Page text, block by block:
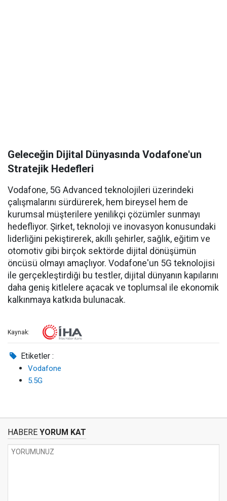
Geleceğin Dijital Dünyasında Vodafone'un
Stratejik Hedefleri
Vodafone, 5G Advanced teknolojileri üzerindeki
çalışmalarını sürdürerek, hem bireysel hem de
kurumsal müşterilere yenilikçi çözümler sunmayı
hedefliyor. Şirket, teknoloji ve inovasyon konusundaki
liderliğini pekiştirerek, akıllı şehirler, sağlık, eğitim ve
otomotiv gibi birçok sektörde dijital dönüşümün
öncüsü olmayı amaçlıyor. Vodafone'un 5G teknolojisi
ile gerçekleştirdiği bu testler, dijital dünyanın kapılarını
daha geniş kitlelere açacak ve toplumsal ile ekonomik
kalkınmaya katkıda bulunacak.
Kaynak:
Etiketler :
Vodafone
5.5G
HABERE YORUM KAT